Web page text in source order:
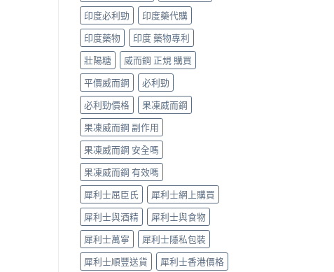
正
貨
分
辨
指
南〉
中
效
片
效
果
與
選
購
指
南〉
中
印度必利勁
印度藥代購
印度藥物
印度 藥物專利
壯陽糖
威而鋼 正規 購買
平價威而鋼
必利勁
必利勁價格
果凍威而鋼
果凍威而鋼 副作用
果凍威而鋼 安全嗎
果凍威而鋼 有效嗎
犀利士屈臣氏
犀利士網上購買
犀利士與酒精
犀利士與食物
犀利士萬寧
犀利士隱私包裝
犀利士順豐送貨
犀利士香港價格